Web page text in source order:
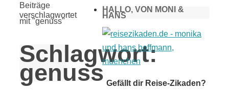
Start
Beiträge
verschlagwortet
mit "genuss"
Schlagwort:
genuss
HALLO, VON MONI &
HANS
Gefällt dir Reise-Zikaden?